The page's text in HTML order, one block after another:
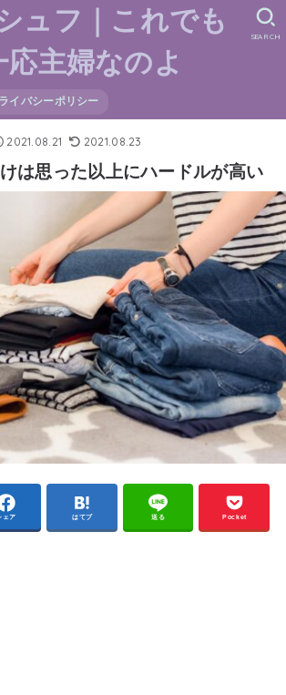
ュフ｜これでも
応主婦なのよ
イバシーポリシー
SEARCH
2021.08.21 2021.08.23
は思った以上にハードルが高い
ェア はてブ 送る Pocket